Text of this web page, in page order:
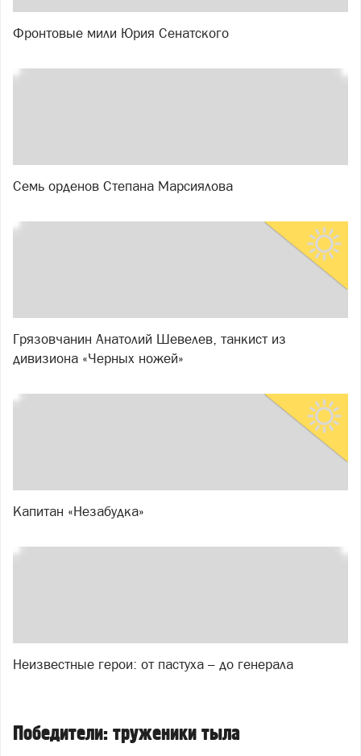
Фронтовые мили Юрия Сенатского
Семь орденов Степана Марсиялова
Грязовчанин Анатолий Шевелев, танкист из
дивизиона «Черных ножей»
Капитан «Незабудка»
Неизвестные герои: от пастуха – до генерала
Победители: труженики тыла